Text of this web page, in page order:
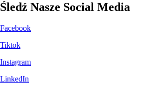
Śledź Nasze Social Media
Facebook
Tiktok
Instagram
LinkedIn